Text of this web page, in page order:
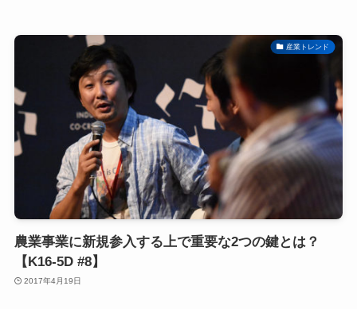
産業トレンド
農業事業に新規参入する上で重要な2つの鍵とは？
【K16-5D #8】
2017年4月19日